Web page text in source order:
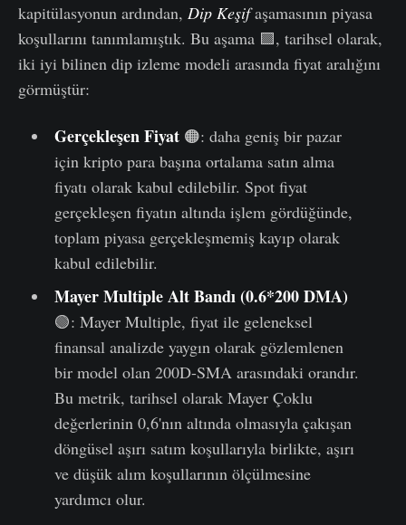
kapitülasyonun ardından, Dip Keşifaşamasının piyasa
koşullarını tanımlamıştık. Bu aşama 🟪, tarihsel olarak,
iki iyi bilinen dip izleme modeli arasında fiyat aralığını
görmüştür:
Gerçekleşen Fiyat🟠: daha geniş bir pazar
için kripto para başına ortalama satın alma
fiyatı olarak kabul edilebilir. Spot fiyat
gerçekleşen fiyatın altında işlem gördüğünde,
toplam piyasa gerçekleşmemiş kayıp olarak
kabul edilebilir.
MayerMultipleAlt Bandı (0.6*200 DMA)
🟢: Mayer Multiple, fiyat ile geleneksel
finansal analizde yaygın olarak gözlemlenen
bir model olan 200D-SMA arasındaki orandır.
Bu metrik, tarihsel olarak Mayer Çoklu
değerlerinin 0,6'nın altında olmasıyla çakışan
döngüsel aşırı satım koşullarıyla birlikte, aşırı
ve düşük alım koşullarının ölçülmesine
yardımcı olur.